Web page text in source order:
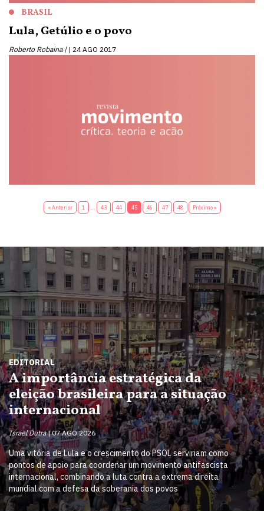
BRASIL
Lula, Getúlio e o povo
Roberto Robaina | 24 AGO 2017
« Anterior 1 43 44 45 46 47 48 Próximo »
EDITORIAL
A importância estratégica da
eleição brasileira para a situação
internacional
Israel Dutra 07 AGO 2026
Uma vitória de Lula e o crescimento do PSOL serviriam como
pontos de apoio para coordenar um movimento antifascista
internacional, combinando a luta contra a extrema direita
mundial com a defesa da soberania dos povos